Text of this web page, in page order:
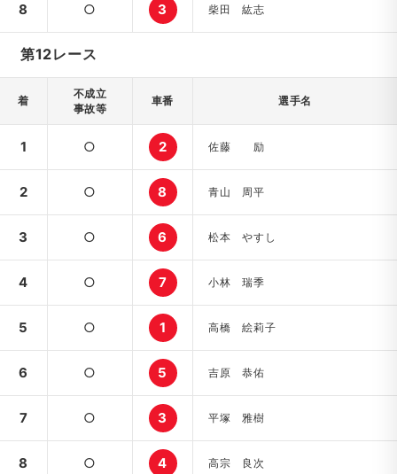
8 ○ 3 柴田 紘志
第12レース
着
不成立
事故等
車番 選手名
1 ○ 2 佐藤 励
2 ○ 8 青山 周平
3 ○ 6 松本 やすし
4 ○ 7 小林 瑞季
5 ○ 1 高橋 絵莉子
6 ○ 5 吉原 恭佑
7 ○ 3 平塚 雅樹
8 ○ 4 高宗 良次